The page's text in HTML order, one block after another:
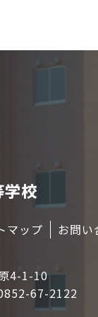
校
マップ お問い
4-1-10
67-2122